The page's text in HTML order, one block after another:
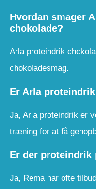
Hvordan smager
chokolade?
Arla proteindrik
chokoladesmag.
Er Arla
Ja, Arla proteindrik er
træning for at få
Er der proteindrik
Ja, Rema har ofte